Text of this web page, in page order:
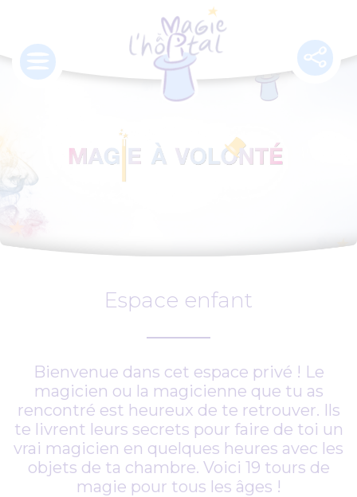
contenu
principal
Espace enfant
Bienvenue dans cet espace privé ! Le
magicien ou la magicienne que tu as
rencontré est heureux de te retrouver. Ils
te livrent leurs secrets pour faire de toi un
vrai magicien en quelques heures avec les
objets de ta chambre. Voici 19 tours de
magie pour tous les âges !